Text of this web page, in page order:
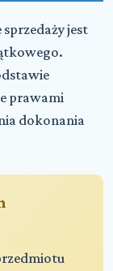
jest
prawami
dokonania